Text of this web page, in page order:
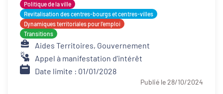
Politique de la ville
Revitalisation des centres-bourgs et centres-villes
Dynamiques territoriales pour l’emploi
Transitions
Aides Territoires, Gouvernement
Appel à manifestation d'intérêt
Date limite : 01/01/2028
Publié le 28/10/2024